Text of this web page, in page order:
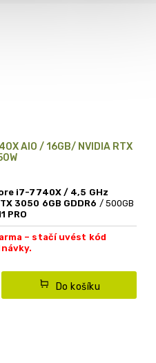
AIO / 16GB/ NVIDIA RTX
Do košíku
i7-7740X / 4,5 GHz
3050 6GB GDDR6 / 500GB
PRO
– stačí uvést kód